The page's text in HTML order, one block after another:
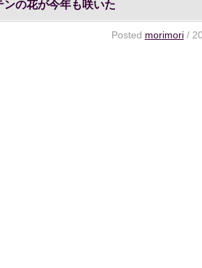
ンの花が今年も咲いた
Posted morimori/